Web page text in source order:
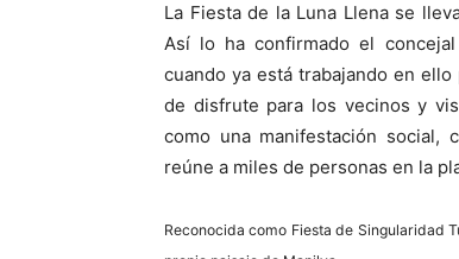
La Fiesta de la Luna Llena se
Así lo ha confirmado el
cuando ya está trabajando en
de disfrute para los vecinos y
como una manifestación social,
reúne a miles de personas en la
Reconocida como Fiesta de Singularidad